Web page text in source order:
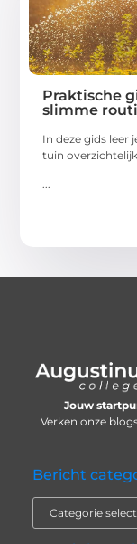
Praktische
slimme
In deze gids leer
tuin overzichtelijk,
...
Jouw
Verken onze
Bericht